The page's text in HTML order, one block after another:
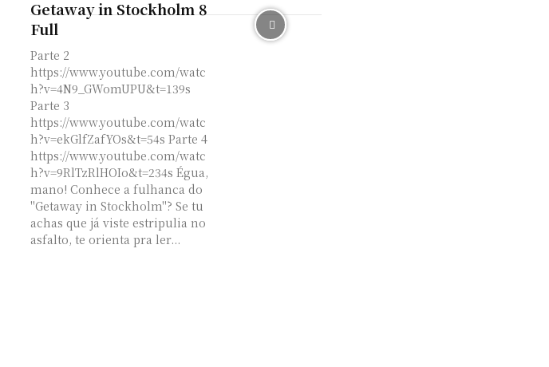
Getaway in Stockholm 8
Full
Parte 2
https://www.youtube.com/watc
h?v=4N9_GWomUPU&t=139s
Parte 3
https://www.youtube.com/watc
h?v=ekGlfZafYOs&t=54s Parte 4
https://www.youtube.com/watc
h?v=9RlTzRlHOIo&t=234s Égua,
mano! Conhece a fulhanca do
"Getaway in Stockholm"? Se tu
achas que já viste estripulia no
asfalto, te orienta pra ler...